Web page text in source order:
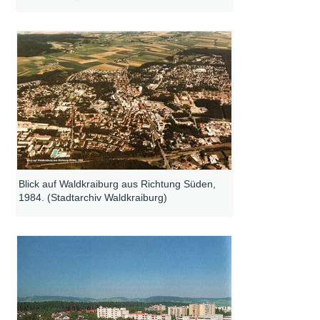
Blick auf Waldkraiburg aus Richtung Süden,
1984. (Stadtarchiv Waldkraiburg)